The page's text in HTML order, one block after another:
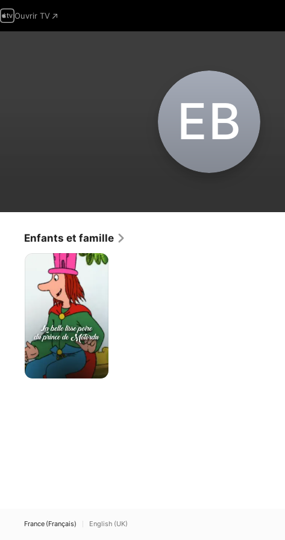
Ouvrir TV
E‌B
Enfants et famille
La
poire
Motordu
France (Français) English (UK)